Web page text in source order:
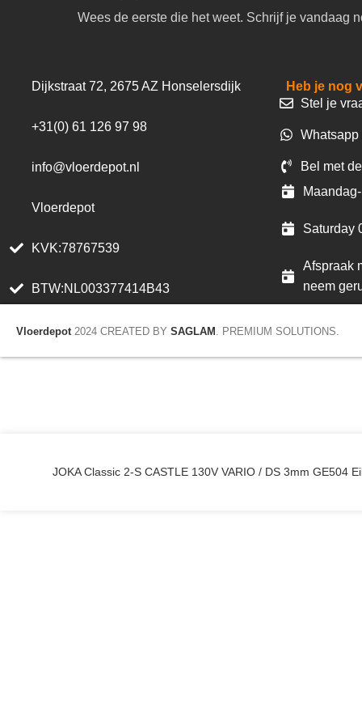
Wees de eerste die het weet. Schrijf je vandaag
Dijkstraat 72, 2675 AZ Honselersdijk
+31(0) 61 126 97 98
info@vloerdepot.nl
Vloerdepot
KVK:78767539
BTW:NL003377414B43
Heb je nog
Stel je
Bel met
Saturday
Afspraak
neem
Vloerdepot 2024 CREATED BY SAGLAM . PREMIUM SOLUTIONS.
JOKA Classic 2-S CASTLE 130V VARIO / DS 3mm GE504